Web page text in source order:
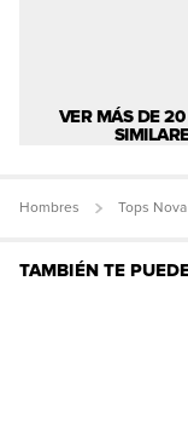
VER MÁS DE 20
Hombres Tops
TAMBIÉN TE